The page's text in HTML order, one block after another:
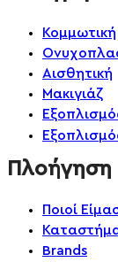
Κομμωτική
Αισθητική
Μακιγιάζ
Πλοήγηση
Ποιοί
Brands